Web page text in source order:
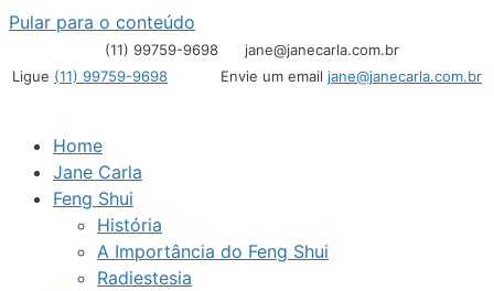
Pular para o conteúdo
(11) 99759-9698
jane@janecarla.com.br
Ligue (11) 99759-9698 Envie um email jane@janecarla.com.br
Home
Jane Carla
Feng Shui
História
A Importância do Feng Shui
Radiestesia